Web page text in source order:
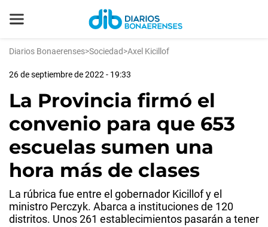
Diarios Bonaerenses>Sociedad>Axel Kicillof
26 de septiembre de 2022 - 19:33
La Provincia firmó el
convenio para que 653
escuelas sumen una
hora más de clases
La rúbrica fue entre el gobernador Kicillof y el
ministro Perczyk. Abarca a instituciones de 120
distritos. Unos 261 establecimientos pasarán a tener